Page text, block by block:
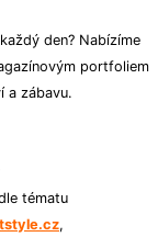
den? Nabízíme
portfoliem
a zábavu.
tématu
,